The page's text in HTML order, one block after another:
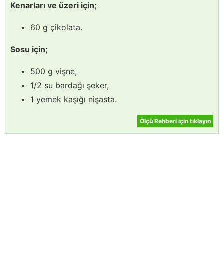
Kenarları ve üzeri için;
60 g çikolata.
Sosu için;
500 g vişne,
1/2 su bardağı şeker,
1 yemek kaşığı nişasta.
Ölçü Rehberi için tıklayın